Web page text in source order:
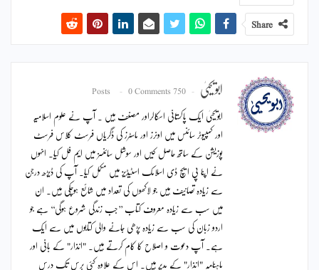
Share
ابویحییٰ 750 Posts
0 Comments
ابویحییٰ ایک پاکستانی اسکالراور مصنف ہیں ۔ آپ نے علوم اسلامیہ
اور کمپیوٹر سائنس میں اونرز اور ماسٹرز کی ڈگریاں فرسٹ کلاس فرسٹ
پوزیشن کے ساتھ حاصل کیں اور سوشل سائنسز میں ایم فل کیا۔ انہوں
نے اپنا پی ایچ ڈی اسلامک اسٹیڈیز میں مکمل کیا۔ آپ کی ڈیڑھ درجن
سے زیادہ تصانیف ہیں جو لاکھوں کی تعداد میں شائع ہوچکی ہیں۔ ان
میں سب سے زیادہ معروف کتاب ’’جب زندگی شروع ہوگی‘‘ ہے جو
اردو زبان کی سب سے زیادہ پڑھی جانے والی کتابوں میں سے ایک
ہے۔ آپ دعوت و اصلاح کا کام کرتے ہیں۔ "انذار" کے بانی اور
ماہنامہ "انذار" کے مدیر ہیں۔ اس کے علاوہ کئی برس تک درس